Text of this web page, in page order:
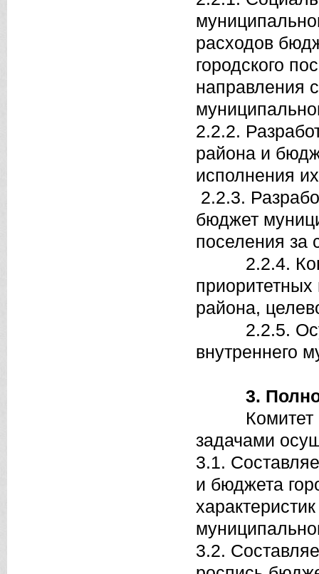
расходов
городского
направления
2.2.2.
района и
исполнения
2.2.3.
бюджет
поселения за
2.2.4.
района,
2.2.5.
внутреннего
3.
Комитет в
задачами
3.1.
и бюджета
3.2.